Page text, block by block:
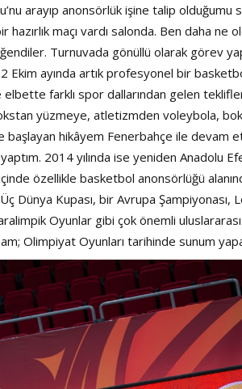
arayıp anonsörlük işine talip
hazırlık maçı vardı salonda. Ben daha
Turnuvada gönüllü olarak görev
Ekim ayında artık profesyonel bir
elbette farklı spor dallarından gelen
yüzmeye, atletizmden voleybola,
başlayan hikâyem Fenerbahçe ile devam
yaptım. 2014 yılında ise yeniden
özellikle basketbol anonsörlüğü
Üç Dünya Kupası, bir Avrupa
Oyunlar gibi çok önemli
Olimpiyat Oyunları tarihinde sunum